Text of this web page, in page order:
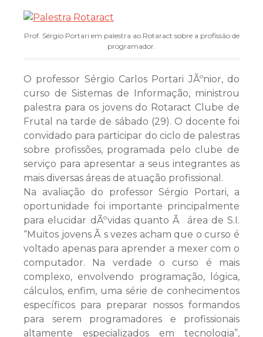
Prof. Sérgio Portari em palestra ao Rotaract sobre a profissão de
programador.
O professor Sérgio Carlos Portari JÃºnior, do
curso de Sistemas de Informação, ministrou
palestra para os jovens do Rotaract Clube de
Frutal na tarde de sábado (29). O docente foi
convidado para participar do ciclo de palestras
sobre profissões, programada pelo clube de
serviço para apresentar a seus integrantes as
mais diversas áreas de atuação profissional.
Na avaliação do professor Sérgio Portari, a
oportunidade foi importante principalmente
para elucidar dÃºvidas quanto Ã área de S.I.
“Muitos jovens Ã s vezes acham que o curso é
voltado apenas para aprender a mexer com o
computador. Na verdade o curso é mais
complexo, envolvendo programação, lógica,
cálculos, enfim, uma série de conhecimentos
específicos para preparar nossos formandos
para serem programadores e profissionais
altamente especializados em tecnologia”,